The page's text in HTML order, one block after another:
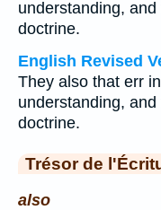
understanding,
doctrine.
English Revised
They also that err
understanding,
doctrine.
Trésor de
also